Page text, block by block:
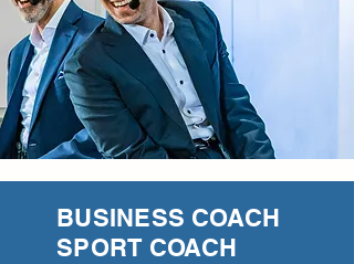
BUSINESS COACH
SPORT COACH